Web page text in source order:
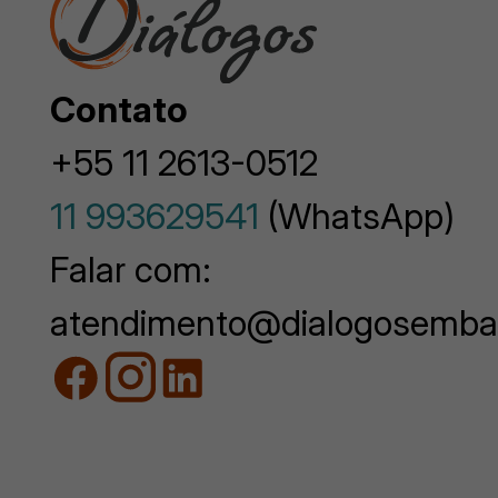
Contato
+55 11 2613-0512
11 993629541 (WhatsApp)
Falar com: